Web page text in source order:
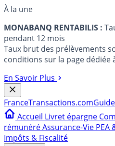
À la une
MONABANQ RENTABILIS :
pendant 12 mois
Taux brut des prélèvements
conditions sur la page dédiée
En Savoir Plus
FranceTransactions.com
Accueil Livret épargne
rémunéréAssurance-Vie PEA
Impôts & Fiscalité